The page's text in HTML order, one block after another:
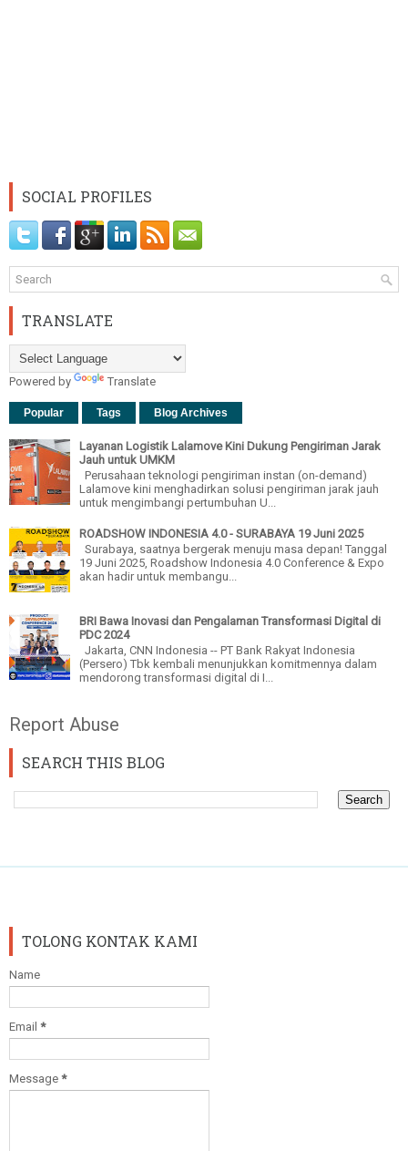
SOCIAL PROFILES
TRANSLATE
Powered by Translate
Popular Tags Blog Archives
Layanan Logistik Lalamove Kini Dukung Pengiriman Jarak
Jauh untuk UMKM
Perusahaan teknologi pengiriman instan (on-demand)
Lalamove kini menghadirkan solusi pengiriman jarak jauh
untuk mengimbangi pertumbuhan U...
ROADSHOW INDONESIA 4.0 - SURABAYA 19 Juni 2025
Surabaya, saatnya bergerak menuju masa depan! Tanggal
19 Juni 2025, Roadshow Indonesia 4.0 Conference & Expo
akan hadir untuk membangu...
BRI Bawa Inovasi dan Pengalaman Transformasi Digital di
PDC 2024
Jakarta, CNN Indonesia -- PT Bank Rakyat Indonesia
(Persero) Tbk kembali menunjukkan komitmennya dalam
mendorong transformasi digital di I...
Report Abuse
SEARCH THIS BLOG
TOLONG KONTAK KAMI
Name
Email *
Message *